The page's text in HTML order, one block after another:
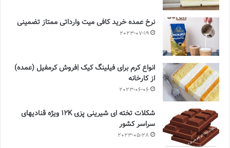
نرخ عمده خرید کافی میت وارداتی ممتاز تضمینی
2023-07-19
انواع کرم برای فیلینگ کیک |فروش کرمفیل (عمده)
از کارخانه
2023-06-06
شکلات تخته ای شیرینی پزی 12K ویژه قنادیهای
سراسر کشور
2023-05-28